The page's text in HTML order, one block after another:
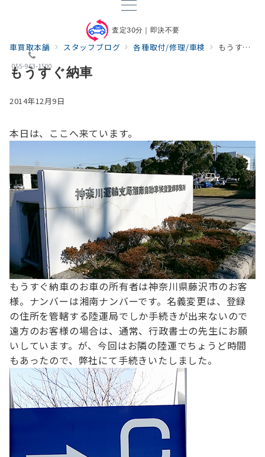
査定30分｜即決不要
055-963-1500
車買取本舗 スタッフブログ 各種取付/修理/車検 もうすぐ納車
もうすぐ納車
2014年12月9日
本日は、ここへ来ています。
もうすぐ納車のお車の所有者は神奈川県藤沢市のお客
様。ナンバーは湘南ナンバーです。 名義変更は、登録
の住所を管轄する陸運局でしか手続きが出来ないので
遠方のお客様の場合は、通常、行政書士の先生にお願
いしています。 が、今回はお隣の陸運でちょうど時間
もあったので、弊社にて手続きいたしました。